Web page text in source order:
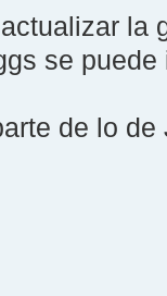
la
se
de lo